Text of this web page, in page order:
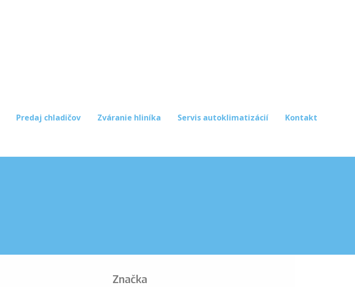
Predaj chladičov Zváranie hliníka Servis autoklimatizácií Kontakt
Značka